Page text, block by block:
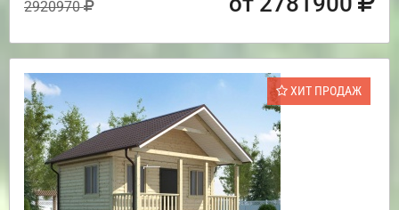
2920970
ХИТ ПРОДАЖ